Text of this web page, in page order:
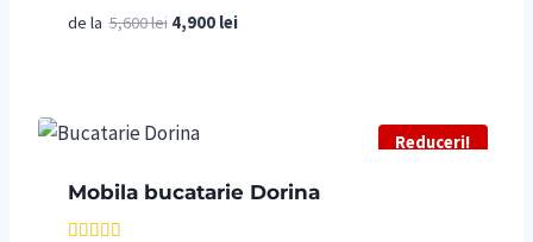
de la5,600lei Prețul
5,600 lei.
4,900 leiPrețul
Reduceri!
Mobila bucatarie Dorina